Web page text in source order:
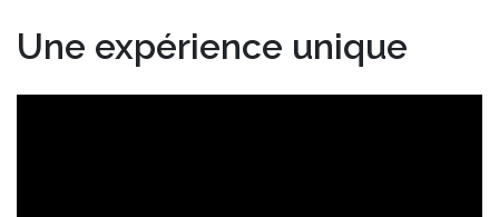
Une expérience unique